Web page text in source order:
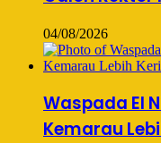
04/08/2026
Waspada El
Kemarau